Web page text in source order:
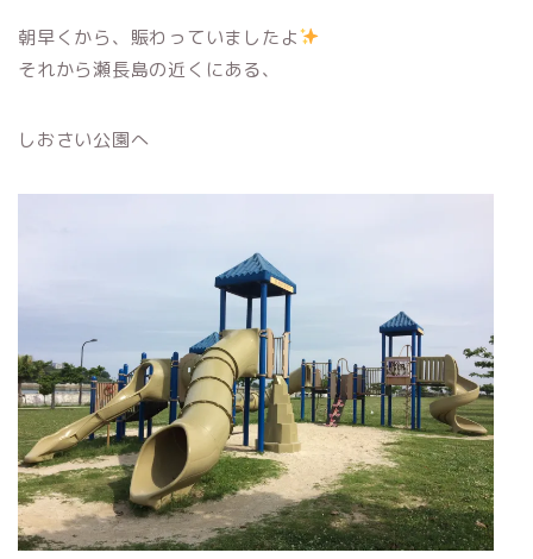
朝早くから、賑わっていましたよ
それから瀬長島の近くにある、
しおさい公園へ